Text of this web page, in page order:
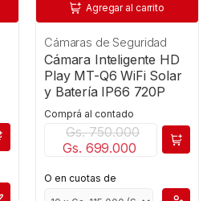
Agregar al carrito
Cámaras de Seguridad
Cámara Inteligente HD
Play MT-Q6 WiFi Solar
y Batería IP66 720P
Comprá al contado
Gs. 699.000
Gs. 750.000
O en cuotas de